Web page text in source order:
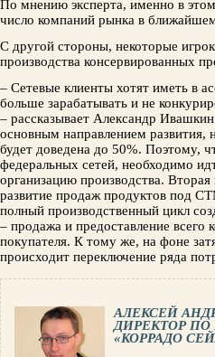
По мнению эксперта, именно в
число компаний рынка в
С другой стороны, некоторые
производ­ства консервированных
– Сетевые клиенты хотят иметь в
больше зарабатывать и не
– рассказы­вает Александр
основным направ­лением развития,
будет доведена до 50%. Поэтому,
федеральных сетей, необхо­димо
организацию производства.
развитие продаж продуктов под
полный производственный цикл
– продажа и предоставление всего
покупателя. К тому же, на фоне
происходит переключение ряда
АЛЕКСЕЙ
ДИРЕКТОР
«КОРРАДО